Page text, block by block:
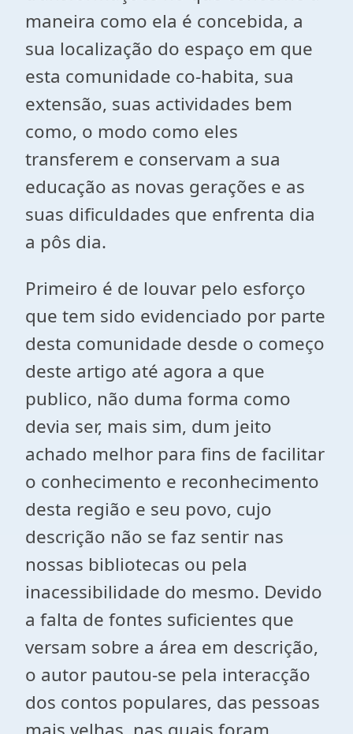
maneira como ela é concebida, a
sua localização do espaço em que
esta comunidade co-habita, sua
extensão, suas actividades bem
como, o modo como eles
transferem e conservam a sua
educação as novas gerações e as
suas dificuldades que enfrenta dia
a pôs dia.
Primeiro é de louvar pelo esforço
que tem sido evidenciado por parte
desta comunidade desde o começo
deste artigo até agora a que
publico, não duma forma como
devia ser, mais sim, dum jeito
achado melhor para fins de facilitar
o conhecimento e reconhecimento
desta região e seu povo, cujo
descrição não se faz sentir nas
nossas bibliotecas ou pela
inacessibilidade do mesmo. Devido
a falta de fontes suficientes que
versam sobre a área em descrição,
o autor pautou-se pela interacção
dos contos populares, das pessoas